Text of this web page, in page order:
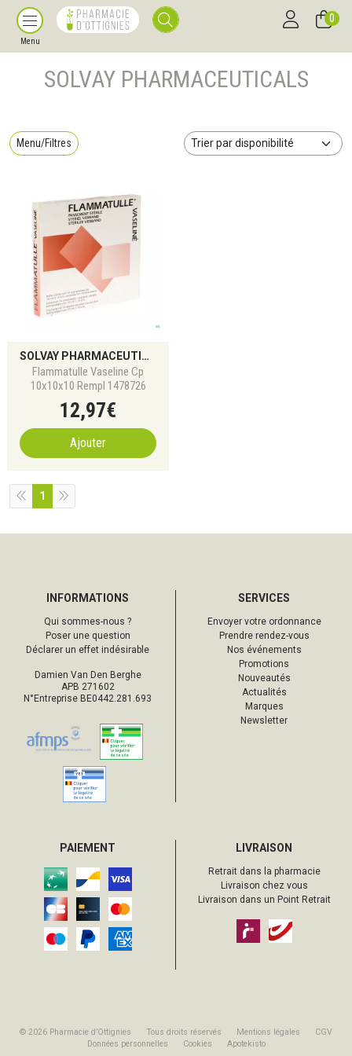
Menu
0
SOLVAY PHARMACEUTICALS
Menu/Filtres
SOLVAY PHARMACEUTICALS
Flammatulle Vaseline Cp
10x10x10 Rempl 1478726
12,97€
Ajouter
1
INFORMATIONS
Qui sommes-nous ?
Poser une question
Déclarer un effet indésirable
Damien Van Den Berghe
APB 271602
N°Entreprise BE0442.281.693
SERVICES
Envoyer votre ordonnance
Prendre rendez-vous
Nos événements
Promotions
Nouveautés
Actualités
Marques
Newsletter
PAIEMENT LIVRAISON
Retrait dans la pharmacie
Livraison chez vous
Livraison dans un Point Retrait
© 2026 Pharmacie d’Ottignies Tous droits réservés Mentions légales
CGV
Données personnelles
Cookies Apotekisto